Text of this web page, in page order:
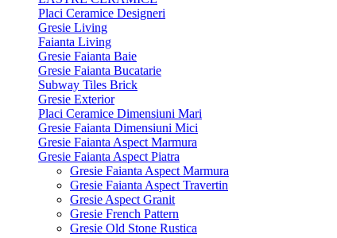
Placi Ceramice Designeri
Gresie Living
Faianta Living
Gresie Faianta Baie
Gresie Faianta Bucatarie
Subway Tiles Brick
Gresie Exterior
Placi Ceramice Dimensiuni Mari
Gresie Faianta Dimensiuni Mici
Gresie Faianta Aspect Marmura
Gresie Faianta Aspect Piatra
Gresie Faianta Aspect Marmura
Gresie Faianta Aspect Travertin
Gresie Aspect Granit
Gresie French Pattern
Gresie Old Stone Rustica